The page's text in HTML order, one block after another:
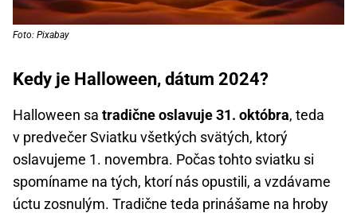
Foto: Pixabay
Kedy je Halloween, dátum 2024?
Halloween sa tradične oslavuje 31. októbra, teda
v predvečer Sviatku všetkých svätých, ktorý
oslavujeme 1. novembra. Počas tohto sviatku si
spomíname na tých, ktorí nás opustili, a vzdávame
úctu zosnulým. Tradične teda prinášame na hroby